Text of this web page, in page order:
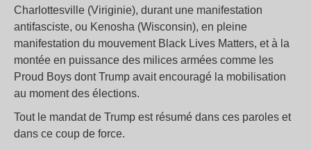
Charlottesville (Viriginie), durant une manifestation
antifasciste, ou Kenosha (Wisconsin), en pleine
manifestation du mouvement Black Lives Matters, et à la
montée en puissance des milices armées comme les
Proud Boys dont Trump avait encouragé la mobilisation
au moment des élections.
Tout le mandat de Trump est résumé dans ces paroles et
dans ce coup de force.